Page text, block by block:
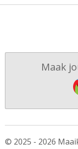
Maak
© 2025 - 2026